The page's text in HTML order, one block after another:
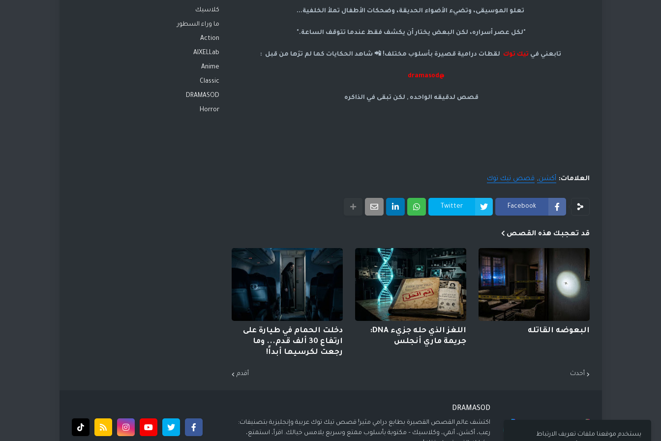
تعلو الموسيقى، وتضيء الأضواء الحديقة، وضحكات الأطفال تملأ الخلفية...
"لكل عصر أسراره، لكن البعض يختار أن يكشف فقط عندما تتوقف الساعة."
تابعني في تيك توك لقطات درامية قصيرة بأسلوب مختلف! 📲 شاهد الحكايات كما لم ترَها من قبل :
@dramasod
قصص لدقيقه الواحده , لكن تبقى في الذاكره
العلامات: أكشن قصص تيك توك
Facebook
Twitter
قد تعجبك هذه القصص
البعوضه القاتله
اللغز الذي حله جزيء DNA:
جريمة ماري أنجلس
دخلت الحمام في طيارة على
ارتفاع 30 ألف قدم... وما
رجعت لكرسيها أبداً!
أحدث أقدم
كلاسيك
ما وراء السطور
Action
AIXELLab
Anime
Classic
DRAMASOD
Horror
DRAMASOD
اكتشف عالم القصص القصيرة بطابع درامي مثير! قصص تيك توك عربية وإنجليزية بتصنيفات:
رعب، أكشن، أنمي، وكلاسيك – مكتوبة بأسلوب ممتع وسريع يلامس خيالك. اقرأ، استمتع،
يستخدم موقعنا ملفات تعريف الارتباط